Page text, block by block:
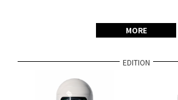
MORE
EDITION